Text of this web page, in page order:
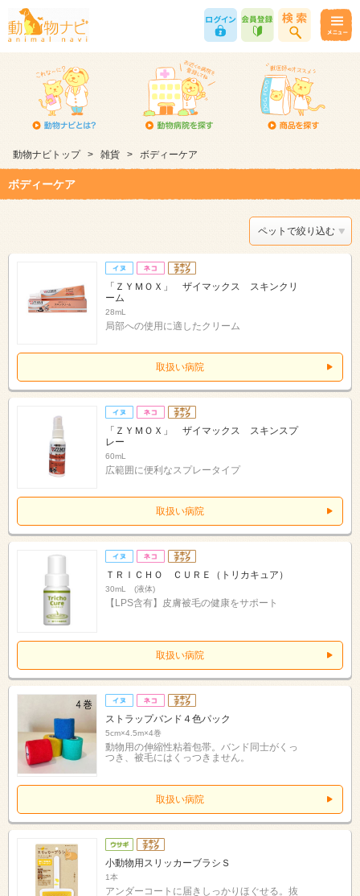
動物ナビトップ > 雑貨 > ボディーケア
ボディーケア
ペットで絞り込む
「ＺＹＭＯＸ」 ザイマックス スキンクリ
ーム
28mL
局部への使用に適したクリーム
取扱い病院
「ＺＹＭＯＸ」 ザイマックス スキンスプ
レー
60mL
広範囲に便利なスプレータイプ
取扱い病院
ＴＲＩＣＨＯ ＣＵＲＥ（トリカキュア）
30mL (液体)
【LPS含有】皮膚被毛の健康をサポート
取扱い病院
ストラップバンド４色パック
5cm×4.5m×4巻
動物用の伸縮性粘着包帯。バンド同士がくっ
つき、被毛にはくっつきません。
取扱い病院
小動物用スリッカーブラシＳ
1本
アンダーコートに届きしっかりほぐせる。抜